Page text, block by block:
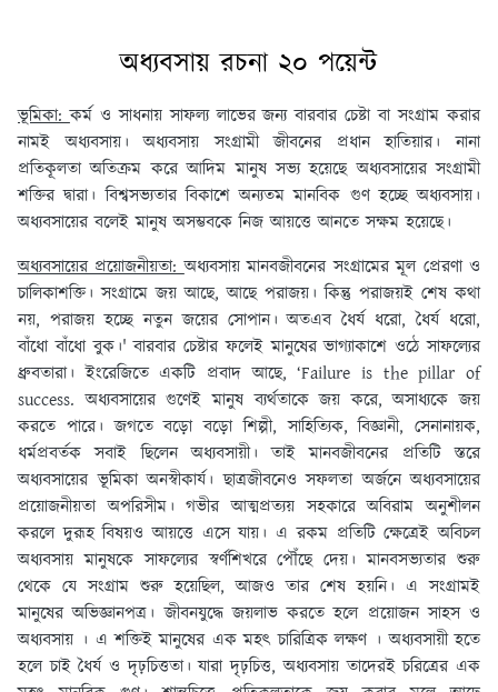
অধ্যবসায় রচনা ২০ পয়েন্ট
ভূমিকা:কর্ম ও সাধনায় সাফল্য লাভের জন্য বারবার চেষ্টা বা সংগ্রাম করার
নামই অধ্যবসায়। অধ্যবসায় সংগ্রামী জীবনের প্রধান হাতিয়ার। নানা
প্রতিকূলতা অতিক্রম করে আদিম মানুষ সভ্য হয়েছে অধ্যবসায়ের সংগ্রামী
শক্তির দ্বারা। বিশ্বসভ্যতার বিকাশে অন্যতম মানবিক গুণ হচ্ছে অধ্যবসায়।
অধ্যবসায়ের বলেই মানুষ অসম্ভবকে নিজ আয়ত্তে আনতে সক্ষম হয়েছে।
অধ্যবসায়ের প্রয়োজনীয়তা:অধ্যবসায় মানবজীবনের সংগ্রামের মূল প্রেরণা ও
চালিকাশক্তি। সংগ্রামে জয় আছে, আছে পরাজয়। কিন্তু পরাজয়ই শেষ কথা
নয়, পরাজয় হচ্ছে নতুন জয়ের সোপান। অতএব ধৈর্য ধরো, ধৈর্য ধরো,
বাঁধো বাঁধো বুক।' বারবার চেষ্টার ফলেই মানুষের ভাগ্যাকাশে ওঠে সাফল্যের
ধ্রুবতারা। ইংরেজিতে একটি প্রবাদ আছে, ‘Failure is the pillar of
success. অধ্যবসায়ের গুণেই মানুষ ব্যর্থতাকে জয় করে, অসাধ্যকে জয়
করতে পারে। জগতে বড়ো বড়ো শিল্পী, সাহিত্যিক, বিজ্ঞানী, সেনানায়ক,
ধর্মপ্রবর্তক সবাই ছিলেন অধ্যবসায়ী। তাই মানবজীবনের প্রতিটি স্তরে
অধ্যবসায়ের ভূমিকা অনস্বীকার্য। ছাত্রজীবনেও সফলতা অর্জনে অধ্যবসায়ের
প্রয়োজনীয়তা অপরিসীম। গভীর আত্মপ্রত্যয় সহকারে অবিরাম অনুশীলন
করলে দুরূহ বিষয়ও আয়ত্তে এসে যায়। এ রকম প্রতিটি ক্ষেত্রেই অবিচল
অধ্যবসায় মানুষকে সাফল্যের স্বর্ণশিখরে পৌঁছে দেয়। মানবসভ্যতার শুরু
থেকে যে সংগ্রাম শুরু হয়েছিল, আজও তার শেষ হয়নি। এ সংগ্রামই
মানুষের অভিজ্ঞানপত্র। জীবনযুদ্ধে জয়লাভ করতে হলে প্রয়োজন সাহস ও
অধ্যবসায় । এ শক্তিই মানুষের এক মহৎ চারিত্রিক লক্ষণ । অধ্যবসায়ী হতে
হলে চাই ধৈর্য ও দৃঢ়চিত্ততা। যারা দৃঢ়চিত্ত, অধ্যবসায় তাদেরই চরিত্রের এক